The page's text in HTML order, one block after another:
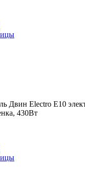
Двин Electro E10
430Вт